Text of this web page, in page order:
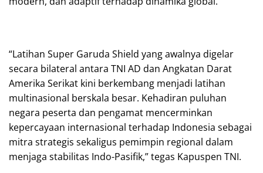
“Latihan Super Garuda Shield yang awalnya digelar
secara bilateral antara TNI AD dan Angkatan Darat
Amerika Serikat kini berkembang menjadi latihan
multinasional berskala besar. Kehadiran puluhan
negara peserta dan pengamat mencerminkan
kepercayaan internasional terhadap Indonesia sebagai
mitra strategis sekaligus pemimpin regional dalam
menjaga stabilitas Indo-Pasifik,” tegas Kapuspen TNI.